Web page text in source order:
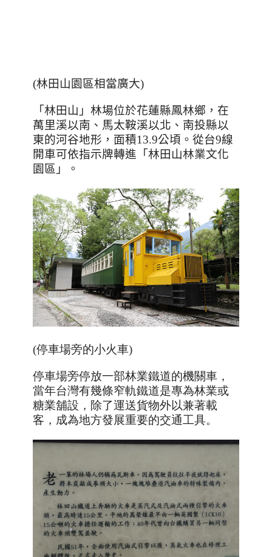
(林田山園區相當廣大)
「林田山」林場位於花蓮縣鳳林鄉，在
萬里溪以南、馬太鞍溪以北、南投縣以
東的河谷地形，面積13.9公頃。從台9線
開車可依指示牌轉進「林田山林業文化
園區」。
(停車場旁的小火車)
停車場旁停放一部林業鐵道的機關車，
當年台灣有幾條窄軌鐵道是專為林業或
糖業舖設，除了運送貨物外以兼著載
客，成為地方發展重要的交通工具。